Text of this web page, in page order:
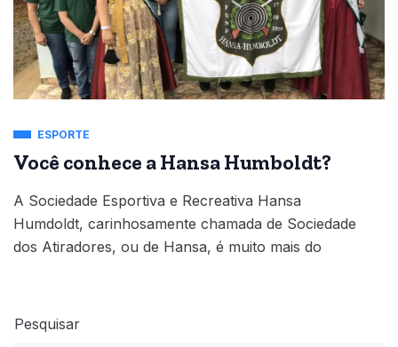
ESPORTE
Você conhece a Hansa Humboldt?
A Sociedade Esportiva e Recreativa Hansa
Humdoldt, carinhosamente chamada de Sociedade
dos Atiradores, ou de Hansa, é muito mais do
Pesquisar